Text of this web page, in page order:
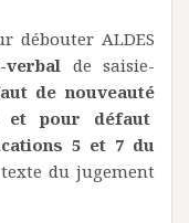
débouter ALDES
verbal de saisie-
de nouveauté
et pour défaut
5 et 7 du
du jugement